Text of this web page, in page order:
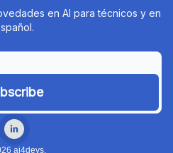
en AI para técnicos y en
ai4devs.